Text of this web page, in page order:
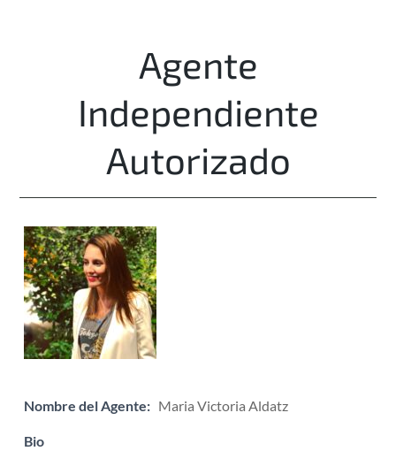
Agente
Independiente
Autorizado
Nombre del Agente: Maria Victoria Aldatz
Bio